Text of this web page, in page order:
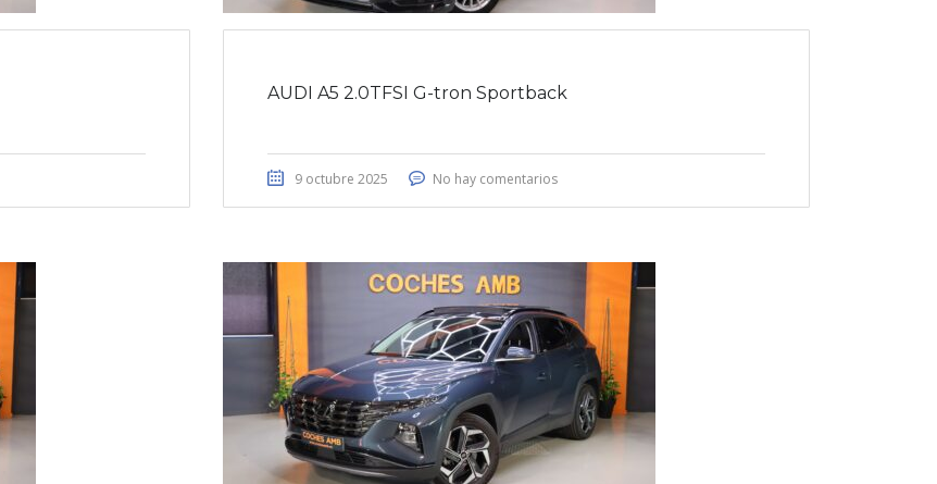
AUDI A5 2.0TFSI G-tron Sportback
9 octubre 2025 No hay comentarios